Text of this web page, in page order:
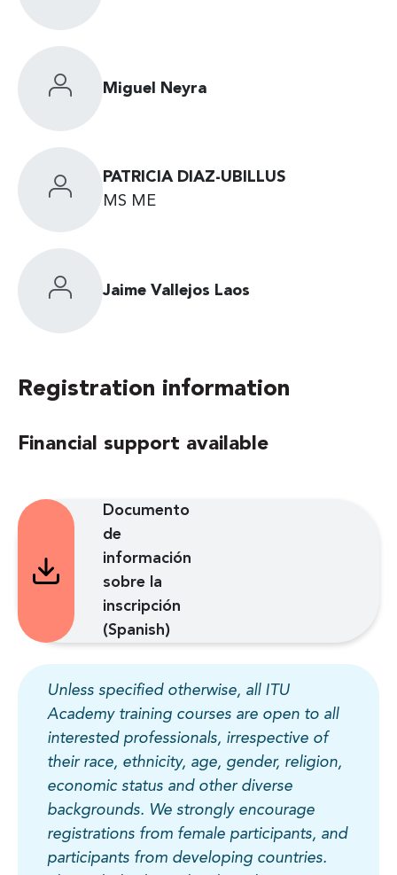
Miguel Neyra
PATRICIA DIAZ-UBILLUS
MS ME
Jaime Vallejos Laos
Registration information
Financial support available
Documento
de
información
sobre la
inscripción
(Spanish)
Unless specified otherwise, all ITU
Academy training courses are open to all
interested professionals, irrespective of
their race, ethnicity, age, gender, religion,
economic status and other diverse
backgrounds. We strongly encourage
registrations from female participants, and
participants from developing countries.